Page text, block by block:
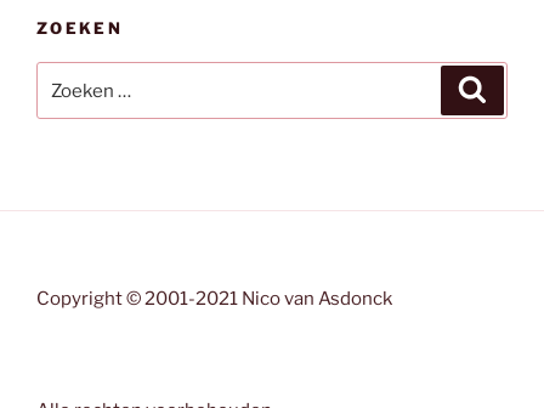
ZOEKEN
naar:
Copyright © 2001-2021 Nico van Asdonck